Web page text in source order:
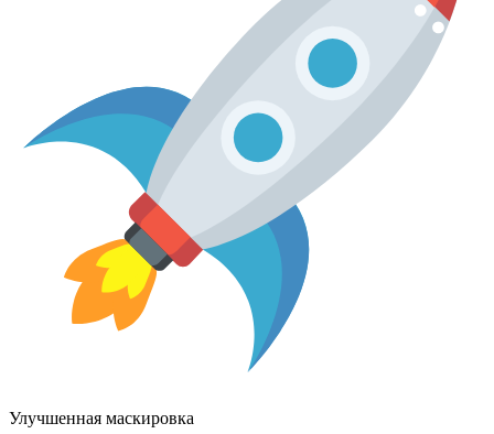
Улучшенная маскировка